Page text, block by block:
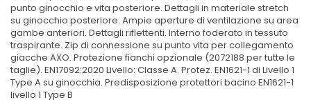
punto ginocchio e vita posteriore. Dettagli in materiale stretch
su ginocchio posteriore. Ampie aperture di ventilazione su area
gambe anteriori. Dettagli riflettenti. Interno foderato in tessuto
traspirante. Zip di connessione su punto vita per collegamento
giacche AXO. Protezione fianchi opzionale (2072188 per tutte le
taglie). EN17092:2020 Livello: Classe A. Protez. EN1621-1 di Livello 1
Type A su ginocchia. Predisposizione protettori bacino EN1621-1
livello 1 Type B